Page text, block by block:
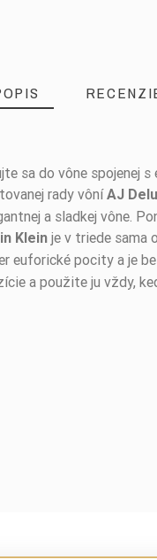
sa do vône spojenej
rady vôníAJ
a sladkej vône.
Klein je v triede sama
euforické pocity a je
a použite ju vždy,